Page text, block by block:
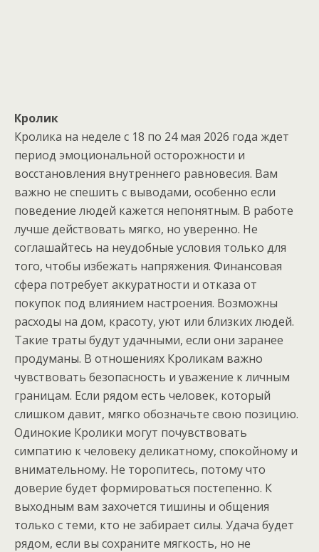
Кролик
Кролика на неделе с 18 по 24 мая 2026 года ждет
период эмоциональной осторожности и
восстановления внутреннего равновесия. Вам
важно не спешить с выводами, особенно если
поведение людей кажется непонятным. В работе
лучше действовать мягко, но уверенно. Не
соглашайтесь на неудобные условия только для
того, чтобы избежать напряжения. Финансовая
сфера потребует аккуратности и отказа от
покупок под влиянием настроения. Возможны
расходы на дом, красоту, уют или близких людей.
Такие траты будут удачными, если они заранее
продуманы. В отношениях Кроликам важно
чувствовать безопасность и уважение к личным
границам. Если рядом есть человек, который
слишком давит, мягко обозначьте свою позицию.
Одинокие Кролики могут почувствовать
симпатию к человеку деликатному, спокойному и
внимательному. Не торопитесь, потому что
доверие будет формироваться постепенно. К
выходным вам захочется тишины и общения
только с теми, кто не забирает силы. Удача будет
рядом, если вы сохраните мягкость, но не